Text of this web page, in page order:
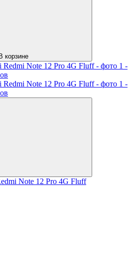
корзине
Note 12 Pro 4G Fluff